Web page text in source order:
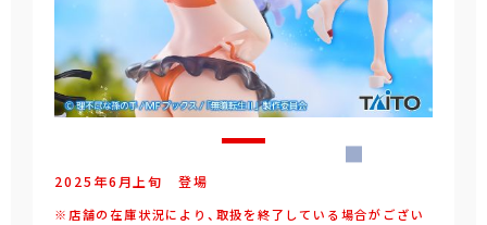
2025年6 月 上旬 登場
※店舗の在庫状況により、取扱を終了している場合がござい